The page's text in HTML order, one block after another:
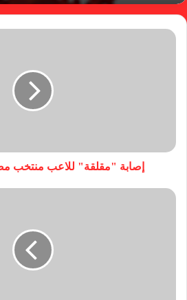
إصابة "مقلقة" للاعب منتخب مصر